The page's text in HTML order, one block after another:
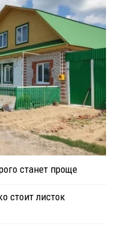
станет проще
стоит листок